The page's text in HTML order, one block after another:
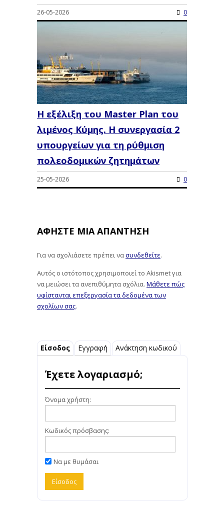
26-05-2026 0
Η εξέλιξη του Master Plan του
λιμένος Κύμης. Η συνεργασία 2
υπουργείων για τη ρύθμιση
πολεοδομικών ζητημάτων
25-05-2026 0
ΑΦΉΣΤΕ ΜΙΑ ΑΠΆΝΤΗΣΗ
Για να σχολιάσετε πρέπει νασυνδεθείτε.
Αυτός ο ιστότοπος χρησιμοποιεί το Akismet για
να μειώσει τα ανεπιθύμητα σχόλια. Μάθετε πώς
υφίστανται επεξεργασία τα δεδομένα των
σχολίων σας.
Είσοδος Εγγραφή Ανάκτηση κωδικού
Έχετε λογαριασμό;
Όνομα χρήστη:
Κωδικός πρόσβασης:
Να με θυμάσαι